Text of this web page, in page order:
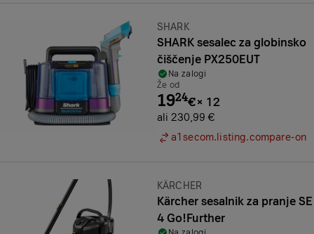
Znamka:
SHARK
SHARK sesalec za globinsko
čiščenje PX250EUT
Na zalogi
Že od
1924€× 12
ali 230,99 €
a1secom.listing.compare-on
Znamka:
KÄRCHER
Kärcher sesalnik za pranje SE
4 Go!Further